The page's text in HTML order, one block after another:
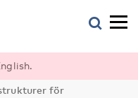
för